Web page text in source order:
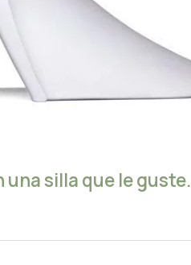
una silla que le guste.